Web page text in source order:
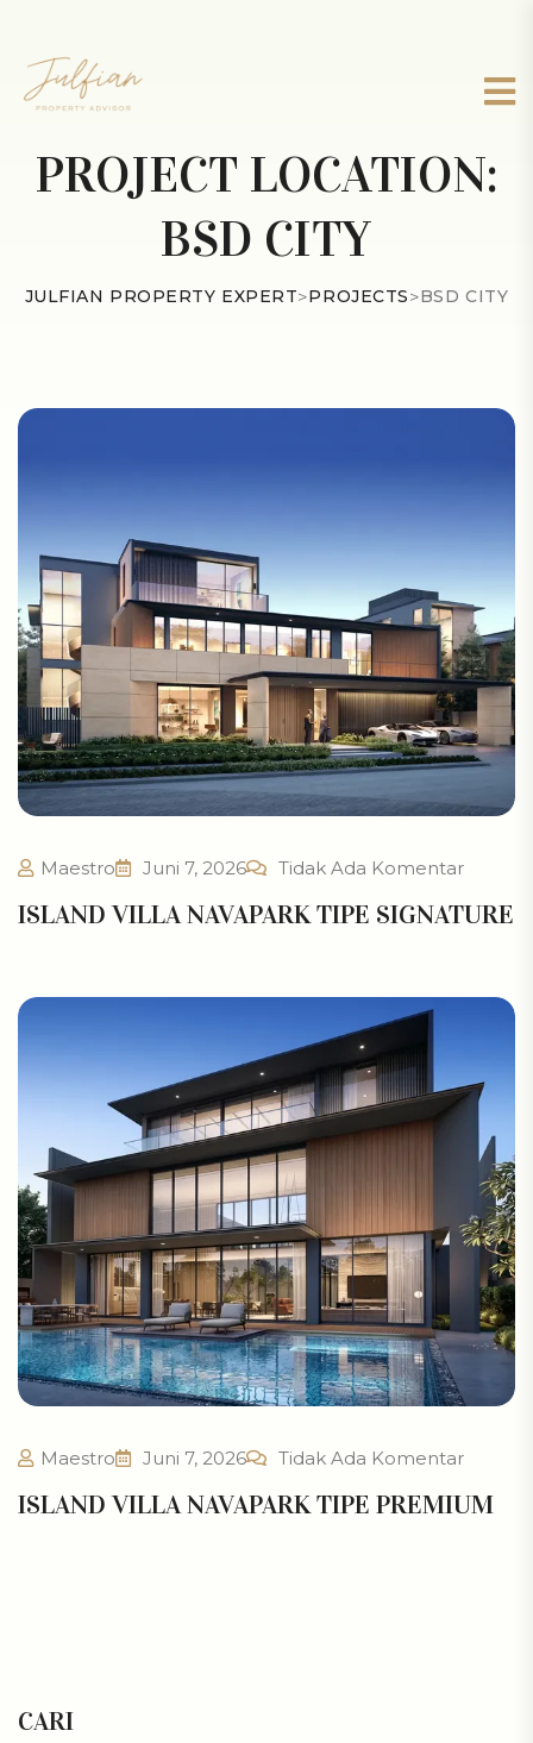
PROJECT LOCATION:
BSD CITY
JULFIAN PROPERTY EXPERT>PROJECTS>BSD CITY
Maestro Juni 7, 2026 Tidak Ada Komentar
ISLAND VILLA NAVAPARK TIPE SIGNATURE
Maestro Juni 7, 2026 Tidak Ada Komentar
ISLAND VILLA NAVAPARK TIPE PREMIUM
CARI